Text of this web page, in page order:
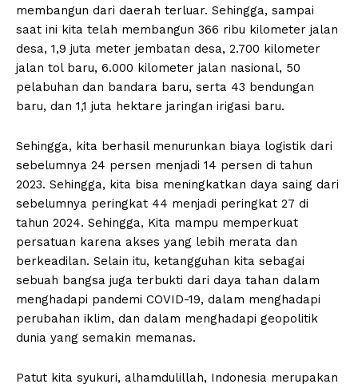
membangun dari daerah terluar. Sehingga, sampai
saat ini kita telah membangun 366 ribu kilometer jalan
desa, 1,9 juta meter jembatan desa, 2.700 kilometer
jalan tol baru, 6.000 kilometer jalan nasional, 50
pelabuhan dan bandara baru, serta 43 bendungan
baru, dan 1,1 juta hektare jaringan irigasi baru.
Sehingga, kita berhasil menurunkan biaya logistik dari
sebelumnya 24 persen menjadi 14 persen di tahun
2023. Sehingga, kita bisa meningkatkan daya saing dari
sebelumnya peringkat 44 menjadi peringkat 27 di
tahun 2024. Sehingga, Kita mampu memperkuat
persatuan karena akses yang lebih merata dan
berkeadilan. Selain itu, ketangguhan kita sebagai
sebuah bangsa juga terbukti dari daya tahan dalam
menghadapi pandemi COVID-19, dalam menghadapi
perubahan iklim, dan dalam menghadapi geopolitik
dunia yang semakin memanas.
Patut kita syukuri, alhamdulillah, Indonesia merupakan